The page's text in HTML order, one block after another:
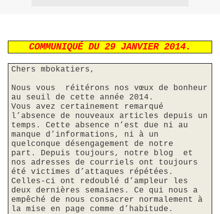
COMMUNIQUÉ DU 29 JANVIER 2014.
Chers mbokatiers,
Nous vous
réitérons nos vœux de bonheur
au seuil de cette année 2014.
Vous avez certainement remarqué
l’absence de nouveaux articles
depuis un
temps. Cette absence n’est due ni au
manque d’informations, ni à un
quelconque désengagement de notre
part.
Depuis toujours, notre blog
et
nos adresses de courriels ont toujours
été victimes d’attaques répétées.
Celles-ci ont redoublé d’ampleur les
deux dernières semaines. Ce qui nous a
empêché de nous consacrer normalement à
la mise en page comme d’habitude.